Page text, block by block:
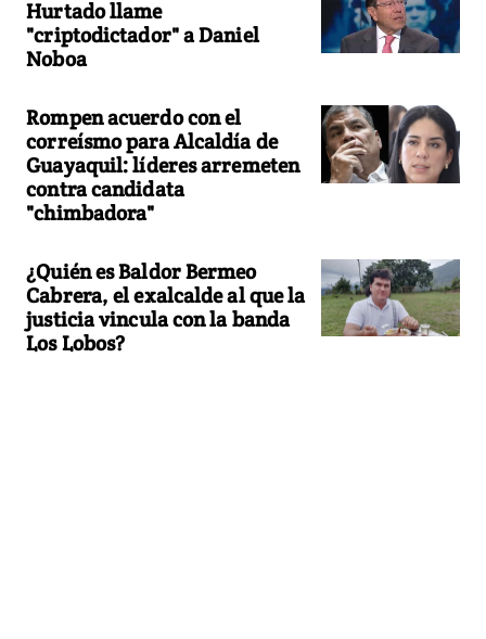
Hurtado llame
"criptodictador" a Daniel
Noboa
Rompen acuerdo con el
correísmo para Alcaldía de
Guayaquil: líderes arremeten
contra candidata
"chimbadora"
¿Quién es Baldor Bermeo
Cabrera, el exalcalde al que la
justicia vincula con la banda
Los Lobos?